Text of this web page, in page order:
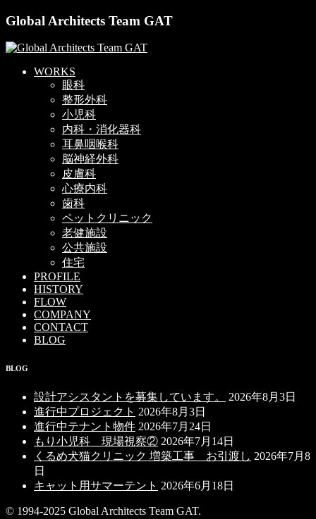
Global Architects Team GAT
WORKS
眼科
整形外科
小児科
内科・消化器科
耳鼻咽喉科
脳神経外科
皮膚科
心療内科
歯科
ペットクリニック
老健施設
公共施設
住宅
PROFILE
HISTORY
FLOW
COMPANY
CONTACT
BLOG
BLOG
設計アシスタントを募集しています。
2026年8月3日
進行中プロジェクト 2026年8月3日
進行中テナント物件 2026年7月24日
もり小児科 現場視察② 2026年7月14日
くるめ犬猫クリニック 増築工事 お引渡し 2026年7月8
日
キャット用サマーテント 2026年6月18日
© 1994-2025 Global Architects Team GAT.